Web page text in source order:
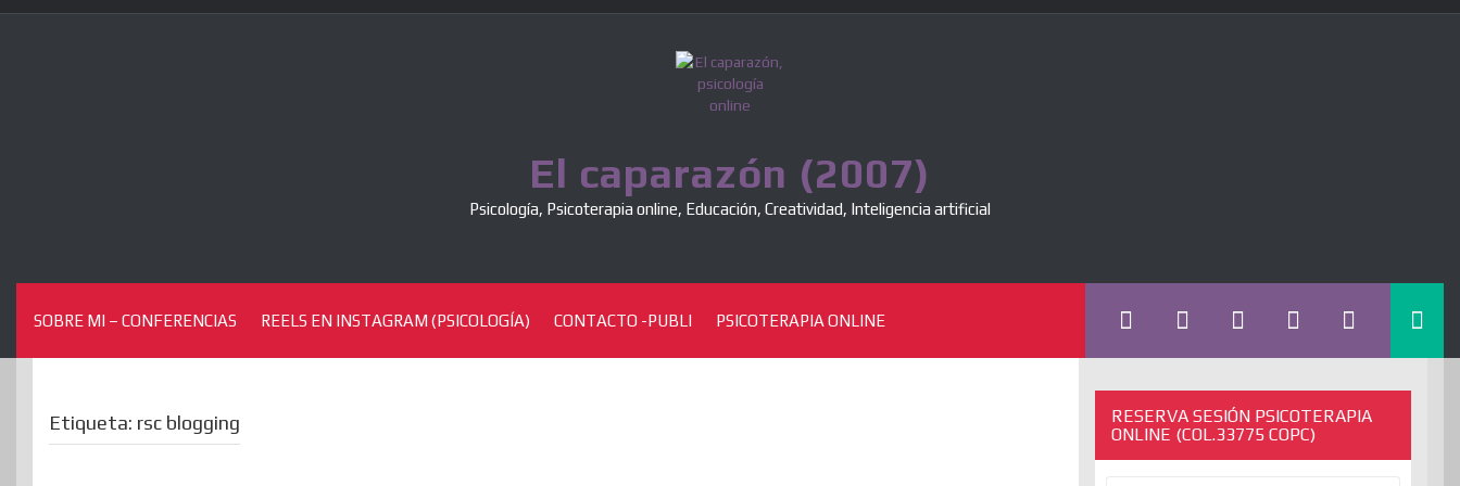
Skip
El caparazón (2007)
Psicología, Psicoterapia online, Educación, Creatividad, Inteligencia artificial
SOBRE MI – CONFERENCIAS REELS EN INSTAGRAM (PSICOLOGÍA) CONTACTO -PUBLI PSICOTERAPIA ONLINE
Etiqueta: rsc blogging
RESERVA SESIÓN PSICOTERAPIA
ONLINE (COL.33775 COPC)